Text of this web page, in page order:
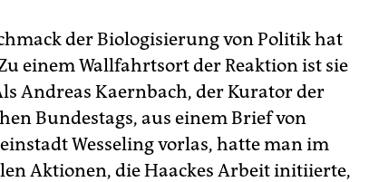
der Biologisierung von Politik hat
einem Wallfahrtsort der Reaktion ist sie
Andreas Kaernbach, der Kurator der
Bundestags, aus einem Brief von
Wesseling vorlas, hatte man im
Aktionen, die Haackes Arbeit initiierte,